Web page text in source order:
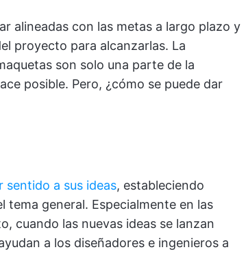
alineadas con las metas a largo plazo y
proyecto para alcanzarlas. La
son solo una parte de la
posible. Pero, ¿cómo se puede dar
sentido a sus ideas, estableciendo
tema general. Especialmente en las
cuando las nuevas ideas se lanzan
a los diseñadores e ingenieros a